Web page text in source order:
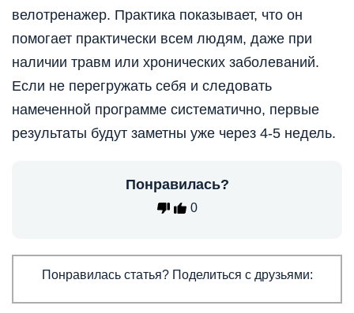
велотренажер. Практика показывает, что он
помогает практически всем людям, даже при
наличии травм или хронических заболеваний.
Если не перегружать себя и следовать
намеченной программе систематично, первые
результаты будут заметны уже через 4-5 недель.
Понравилась?
0
Понравилась статья? Поделиться с друзьями: